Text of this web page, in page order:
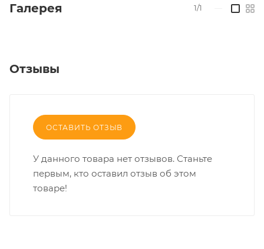
Галерея 1/1
Отзывы
ОСТАВИТЬ ОТЗЫВ
У данного товара нет отзывов. Станьте
первым, кто оставил отзыв об этом
товаре!